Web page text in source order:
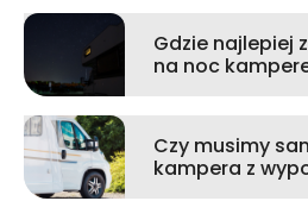
Gdzie najlepiej
na noc
Czy musimy
kampera z